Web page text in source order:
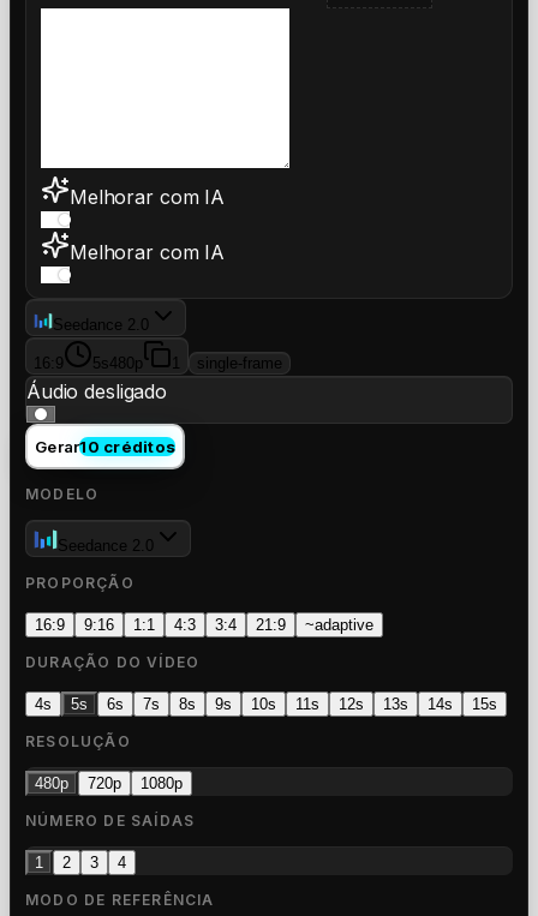
Melhorar com IA
Melhorar com IA
Seedance 2.0
16:9 5s480p 1 single-frame
Áudio desligado
Gerar10 créditos
MODELO
Seedance 2.0
PROPORÇÃO
16:9 9:16 1:1 4:3 3:4 21:9 ~adaptive
DURAÇÃO DO VÍDEO
4s 5s 6s 7s 8s 9s 10s 11s 12s 13s 14s 15s
RESOLUÇÃO
480p 720p 1080p
NÚMERO DE SAÍDAS
1 2 3 4
MODO DE REFERÊNCIA